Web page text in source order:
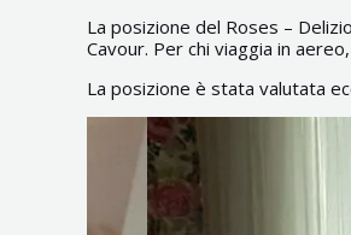
La posizione del Roses –
Cavour. Per chi viaggia in
La posizione è stata valutata